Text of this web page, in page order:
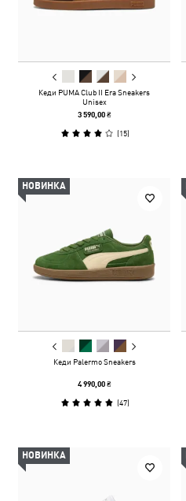
Кеди PUMA Club II Era Sneakers
Unisex
3 590,00 ₴
(15)
НОВИНКА
Кеди Palermo Sneakers
4 990,00 ₴
(47)
НОВИНКА